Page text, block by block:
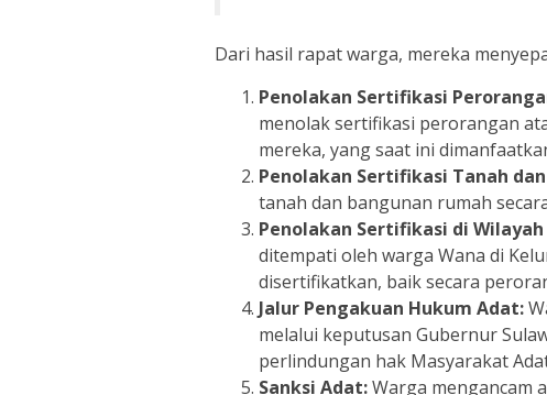
Dari hasil rapat warga, mereka
Penolakan Sertifikasi
menolak sertifikasi perorangan
mereka, yang saat ini
Penolakan Sertifikasi Tanah
tanah dan bangunan rumah
Penolakan Sertifikasi di
ditempati oleh warga Wana di
disertifikatkan, baik secara
Jalur Pengakuan Hukum Adat:
melalui keputusan Gubernur
perlindungan hak Masyarakat
Sanksi Adat:Warga mengancam